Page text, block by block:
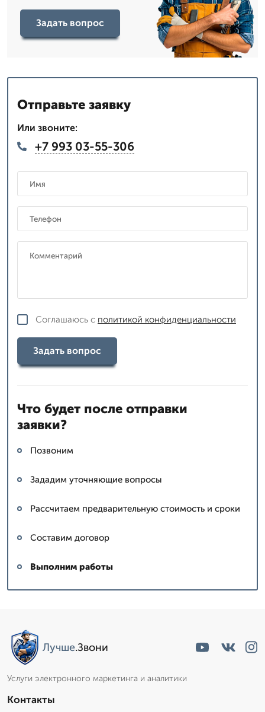
Задать вопрос
Отправьте заявку
Или звоните:
+7 993 03-55-306
Соглашаюсь с политикой конфиденциальности
Задать вопрос
Что будет после отправки
заявки?
Позвоним
Зададим уточняющие вопросы
Рассчитаем предварительную стоимость и сроки
Составим договор
Выполним работы
Лучше.Звони
Услуги электронного маркетинга и аналитики
Контакты